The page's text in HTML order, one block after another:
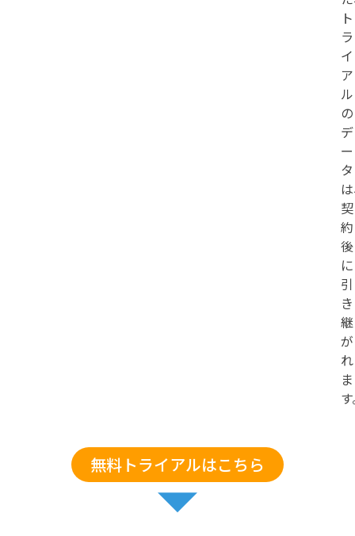
ト
ラ
イ
ア
ル
の
デ
ー
タ
契
約
後
に
引
き
継
が
れ
ま
無料トライアルはこちら